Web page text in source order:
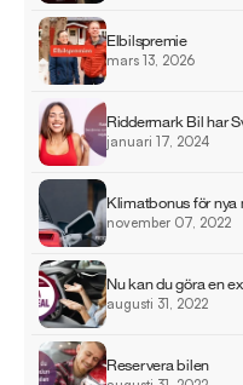
Elbilspremie
mars 13, 2026
Riddermark Bil har
januari 17, 2024
Klimatbonus för
november 07, 2022
Nu kan du göra en
augusti 31, 2022
Reservera bilen